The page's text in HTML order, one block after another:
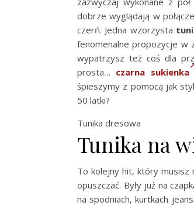
dobrze wyglądają w
czerń. Jedna wzorzysta
fenomenalne propozycje w
wypatrzysz też coś dla
prosta… czarna sukienka
śpieszymy z pomocą jak
50 latki?
Tunika dresowa
Tunika na
To kolejny hit, który musisz
opuszczać. Były już na
na spodniach, kurtkach